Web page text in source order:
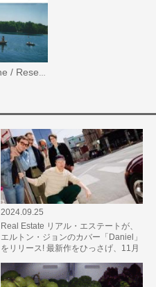
2024.09.25
Real Estate リアル・エステートが、
エルトン・ジョンのカバー「Daniel」
をリリース! 最新作をひっさげ、11月